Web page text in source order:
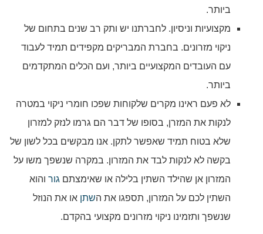
ביותר.
מקצועיות וניסיון. לחברתנו יש ותק רב שנים בתחום של
ניקוי מזרונים. בחברת המבריקים מקפידים תמיד לעבוד
עם העובדים המקצועיים ביותר, ועם הכלים המתקדמים
ביותר.
לא פעם ראינו מקרים שלקוחות שפכו חומרי ניקוי במטרה
לנקות את המזרן, בסופו של דבר הם גרמו לנזק למזרון
שלא בטוח תמיד שאפשר לתקן. אנו מבקשים בכל לשון של
בקשה לא לנקות לבד את המזרון. במקרה שנשפך משו על
המזרון אן שהילד השתין בלילה או שאימצתם גור והוא
השתין לכם על המזרון, תספגו את השתן או את הנוזל
שנשפך ותזמינו ניקוי מזרונים מקצועי בהקדם.